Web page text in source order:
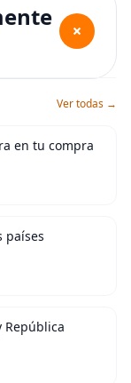
+
Ver todas →
en tu compra
países
República